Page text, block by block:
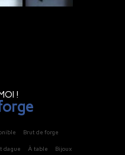
!
Brut de forge
dague À table Bijoux